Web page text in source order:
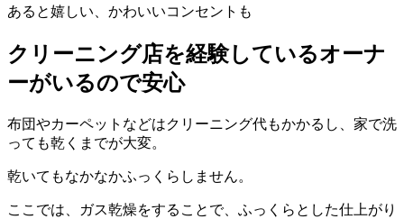
あると嬉しい、かわいいコンセントも
クリーニング店を経験しているオーナ
ーがいるので安心
布団やカーペットなどはクリーニング代もかかるし、家で洗
っても乾くまでが大変。
乾いてもなかなかふっくらしません。
ここでは、ガス乾燥をすることで、ふっくらとした仕上がり